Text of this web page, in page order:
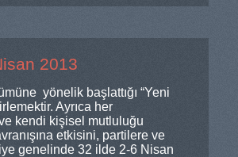
2013
yönelik başlattığı “Yeni
Ayrıca her
kendi kişisel mutluluğu
etkisini, partilere ve
genelinde 32 ilde 2-6 Nisan